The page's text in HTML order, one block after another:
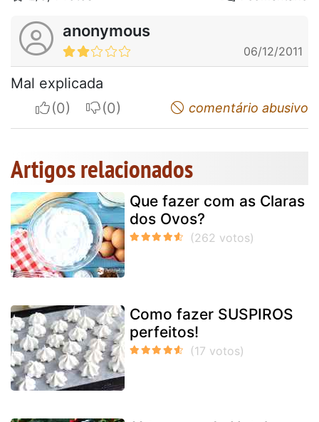
anonymous
06/12/2011
Mal explicada
I apreciateI do not appreciatecomentário abusivo
Artigos relacionados
Que fazer com as Claras
dos Ovos?
Como fazer SUSPIROS
perfeitos!